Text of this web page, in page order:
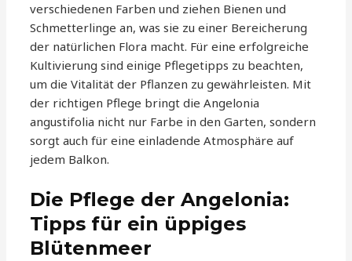
verschiedenen Farben und ziehen Bienen und
Schmetterlinge an, was sie zu einer Bereicherung
der natürlichen Flora macht. Für eine erfolgreiche
Kultivierung sind einige Pflegetipps zu beachten,
um die Vitalität der Pflanzen zu gewährleisten. Mit
der richtigen Pflege bringt die Angelonia
angustifolia nicht nur Farbe in den Garten, sondern
sorgt auch für eine einladende Atmosphäre auf
jedem Balkon.
Die Pflege der Angelonia:
Tipps für ein üppiges
Blütenmeer